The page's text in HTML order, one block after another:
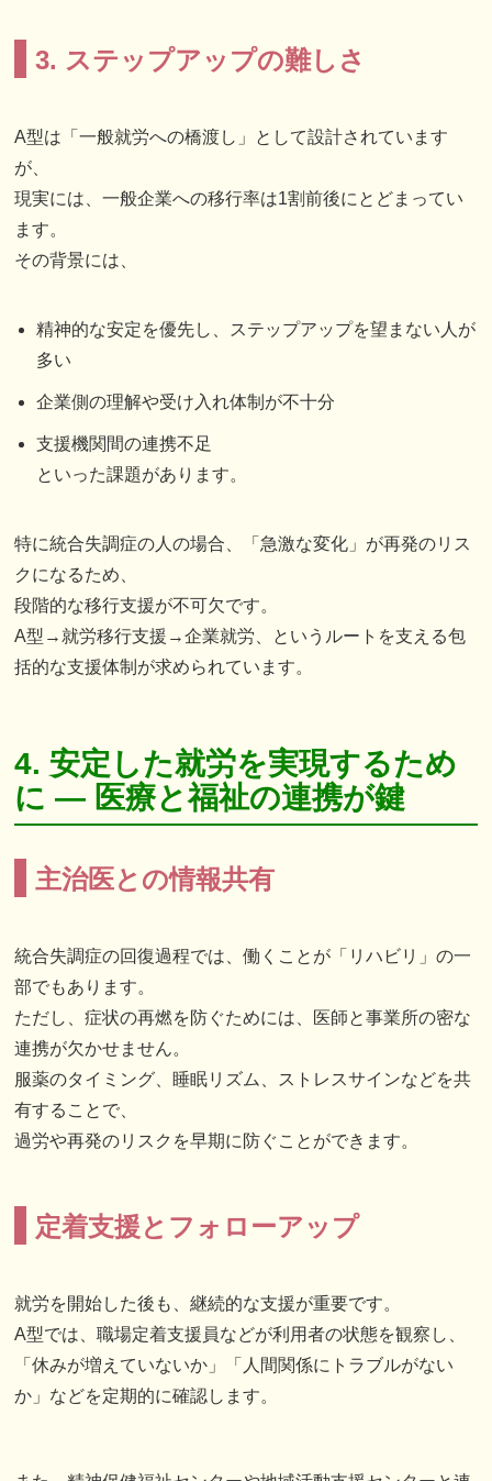
3. ステップアップの難しさ
A型は「一般就労への橋渡し」として設計されています
が、
現実には、一般企業への移行率は1割前後にとどまってい
ます。
その背景には、
精神的な安定を優先し、ステップアップを望まない人が
多い
企業側の理解や受け入れ体制が不十分
支援機関間の連携不足
といった課題があります。
特に統合失調症の人の場合、「急激な変化」が再発のリス
クになるため、
段階的な移行支援が不可欠です。
A型→就労移行支援→企業就労、というルートを支える包
括的な支援体制が求められています。
4. 安定した就労を実現するため
に ― 医療と福祉の連携が鍵
主治医との情報共有
統合失調症の回復過程では、働くことが「リハビリ」の一
部でもあります。
ただし、症状の再燃を防ぐためには、医師と事業所の密な
連携が欠かせません。
服薬のタイミング、睡眠リズム、ストレスサインなどを共
有することで、
過労や再発のリスクを早期に防ぐことができます。
定着支援とフォローアップ
就労を開始した後も、継続的な支援が重要です。
A型では、職場定着支援員などが利用者の状態を観察し、
「休みが増えていないか」「人間関係にトラブルがない
か」などを定期的に確認します。